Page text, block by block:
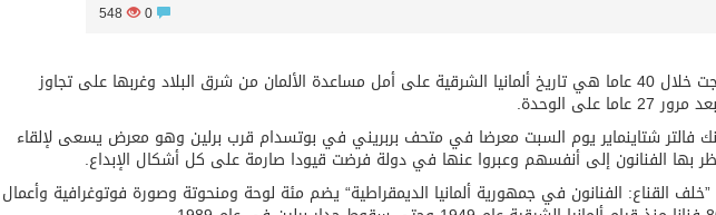
0
548
تعرض ألمانيا أعمالا فنية أنتجت خلال 40 عاما هي تاريخ ألمانيا الشرقية على أمل مساعدة الألمان من شرق البلاد وغربها على تجاوز
على الوحدة.
فالتر شتاينماير يوم السبت معرضا في متحف بربريني في بوتسدام قرب برلين وهو معرض يسعى لإلقاء
بها الفنانون إلى أنفسهم وعبروا عنها في دولة فرضت قيودا صارمة على كل أشكال الإبداع.
القناع: الفنانون في جمهورية ألمانيا الديمقراطية“ يضم مئة لوحة ومنحوتة وصورة فوتوغرافية وأعمال